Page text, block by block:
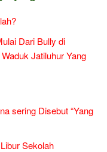
Dari Bully di
Jatiluhur Yang
sering Disebut “Yang
Sekolah